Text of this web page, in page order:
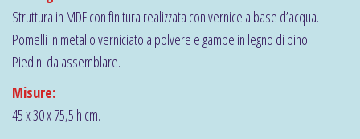
Struttura in MDF con finitura realizzata con vernice a base d’acqua.
Pomelli in metallo verniciato a polvere e gambe in legno di pino.
Piedini da assemblare.
Misure:
45 x 30 x 75,5 h cm.